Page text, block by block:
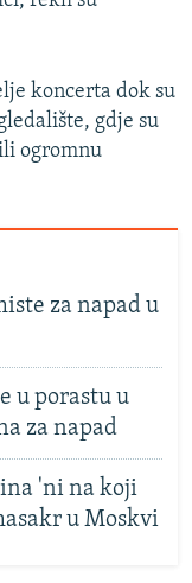
1080p
koncerta dok su
gdje su
ogromnu
za napad u
u porastu u
za napad
'ni na koji
u Moskvi